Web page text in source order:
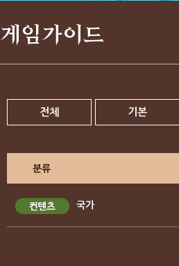
게임가이드
전체 기본
분류
국가